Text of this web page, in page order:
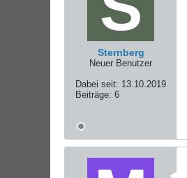
Sternberg
Neuer Benutzer
Dabei seit: 13.10.2019
Beiträge: 6